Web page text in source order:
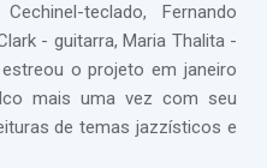
teclado, Fernando
- guitarra, Maria Thalita -
o projeto em janeiro
mais uma vez com seu
de temas jazzísticos e